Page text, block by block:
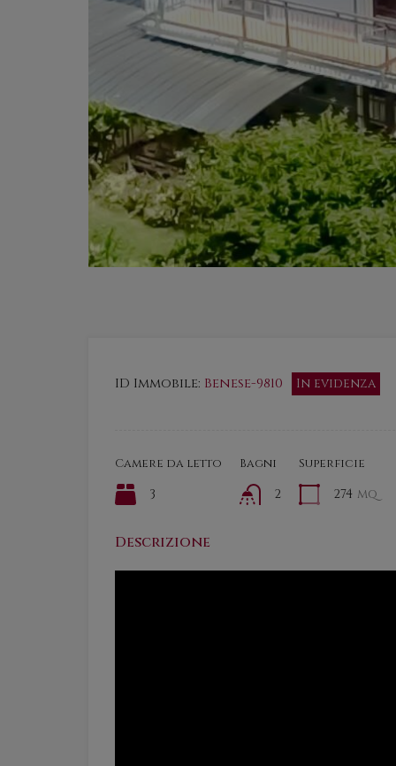
ID Immobile: Benese-9810 In evidenza
Camere da letto
3
Bagni
2
Superficie
274 mq
Descrizione